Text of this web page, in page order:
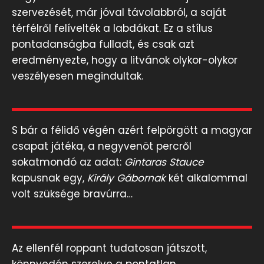
szervezését, már jóval távolabbról, a saját
térfélről felívelték a labdákat. Ez a stílus
pontadanságba fulladt, és csak azt
eredményezte, hogy a litvánok olykor-olykor
veszélyesen megindultak.
S bár a félidő végén azért felpörgött a magyar
csapat játéka, a negyvenöt percről
sokatmondó az adat: Gintaras Stauce
kapusnak egy, Király Gábornakkét alkalommal
volt szüksége bravúrra…
Az ellenfél roppant tudatosan játszott,